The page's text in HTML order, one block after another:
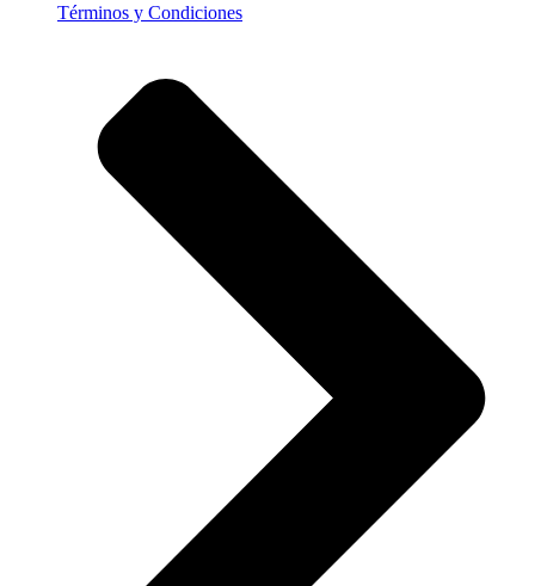
Términos y Condiciones